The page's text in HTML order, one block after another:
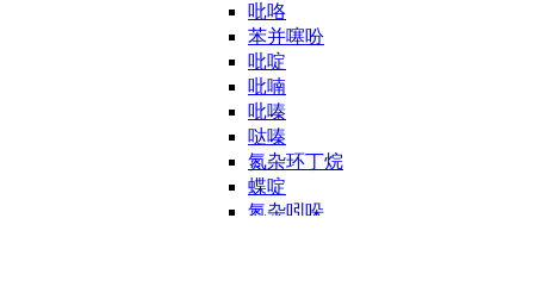
吡咯
苯并噻吩
吡啶
吡喃
吡嗪
哒嗪
氮杂环丁烷
蝶啶
氮杂吲哚